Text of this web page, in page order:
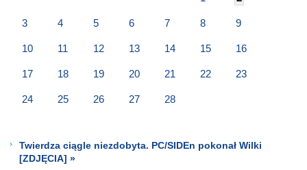
3 4 5 6 7 8 9
10 11 12 13 14 15 16
17 18 19 20 21 22 23
24 25 26 27 28
Twierdza ciągle niezdobyta. PC/SIDEn pokonał Wilki
[ZDJĘCIA] »